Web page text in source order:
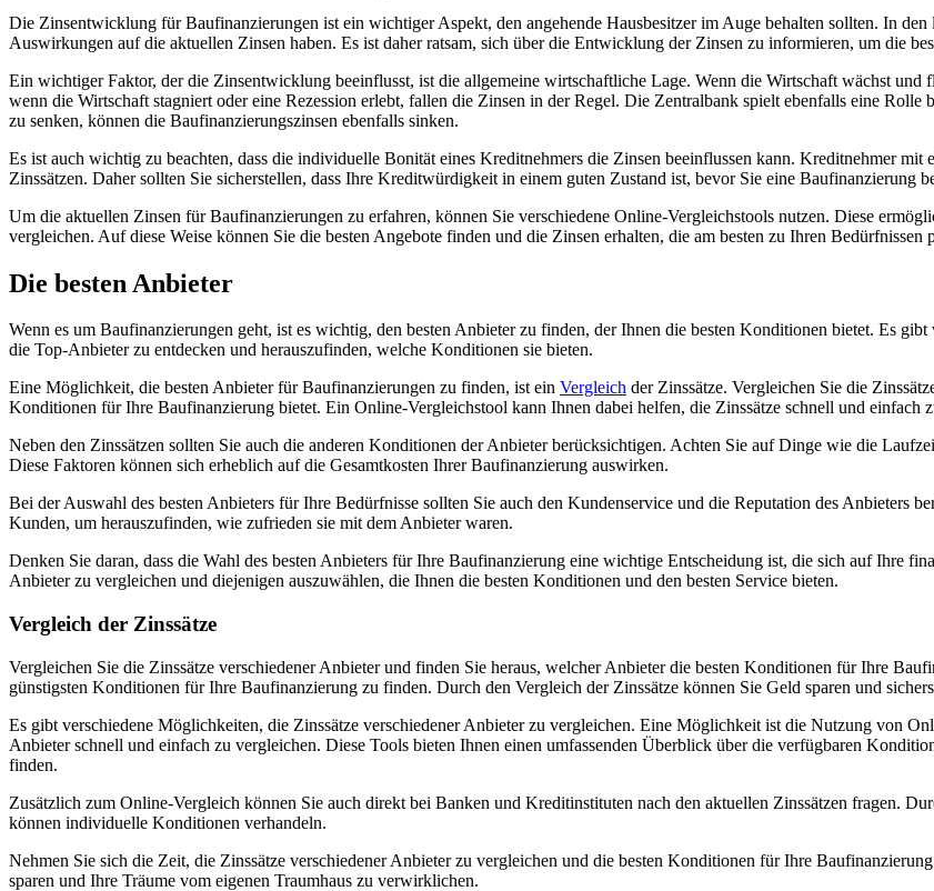
Die Zinsentwicklung für Baufinanzierungen ist ein wichtiger Aspekt, den angehende Hausbesitzer im Auge behalten sollten. In
Auswirkungen auf die aktuellen Zinsen haben. Es ist daher ratsam, sich über die Entwicklung der Zinsen zu informieren, um die
Ein wichtiger Faktor, der die Zinsentwicklung beeinflusst, ist die allgemeine wirtschaftliche Lage. Wenn die Wirtschaft wächst und
wenn die Wirtschaft stagniert oder eine Rezession erlebt, fallen die Zinsen in der Regel. Die Zentralbank spielt ebenfalls eine
zu senken, können die Baufinanzierungszinsen ebenfalls sinken.
Es ist auch wichtig zu beachten, dass die individuelle Bonität eines Kreditnehmers die Zinsen beeinflussen kann. Kreditnehmer
Zinssätzen. Daher sollten Sie sicherstellen, dass Ihre Kreditwürdigkeit in einem guten Zustand ist, bevor Sie eine Baufinanzierung
Um die aktuellen Zinsen für Baufinanzierungen zu erfahren, können Sie verschiedene Online-Vergleichstools nutzen. Diese
vergleichen. Auf diese Weise können Sie die besten Angebote finden und die Zinsen erhalten, die am besten zu Ihren Bedürfnissen
Die besten Anbieter
Wenn es um Baufinanzierungen geht, ist es wichtig, den besten Anbieter zu finden, der Ihnen die besten Konditionen bietet. Es
die Top-Anbieter zu entdecken und herauszufinden, welche Konditionen sie bieten.
Eine Möglichkeit, die besten Anbieter für Baufinanzierungen zu finden, ist ein Vergleich der Zinssätze. Vergleichen Sie die
Konditionen für Ihre Baufinanzierung bietet. Ein Online-Vergleichstool kann Ihnen dabei helfen, die Zinssätze schnell und einfach
Neben den Zinssätzen sollten Sie auch die anderen Konditionen der Anbieter berücksichtigen. Achten Sie auf Dinge wie die
Diese Faktoren können sich erheblich auf die Gesamtkosten Ihrer Baufinanzierung auswirken.
Bei der Auswahl des besten Anbieters für Ihre Bedürfnisse sollten Sie auch den Kundenservice und die Reputation des Anbieters
Kunden, um herauszufinden, wie zufrieden sie mit dem Anbieter waren.
Denken Sie daran, dass die Wahl des besten Anbieters für Ihre Baufinanzierung eine wichtige Entscheidung ist, die sich auf Ihre
Anbieter zu vergleichen und diejenigen auszuwählen, die Ihnen die besten Konditionen und den besten Service bieten.
Vergleich der Zinssätze
Vergleichen Sie die Zinssätze verschiedener Anbieter und finden Sie heraus, welcher Anbieter die besten Konditionen für Ihre
günstigsten Konditionen für Ihre Baufinanzierung zu finden. Durch den Vergleich der Zinssätze können Sie Geld sparen und
Es gibt verschiedene Möglichkeiten, die Zinssätze verschiedener Anbieter zu vergleichen. Eine Möglichkeit ist die Nutzung von
Anbieter schnell und einfach zu vergleichen. Diese Tools bieten Ihnen einen umfassenden Überblick über die verfügbaren
finden.
Zusätzlich zum Online-Vergleich können Sie auch direkt bei Banken und Kreditinstituten nach den aktuellen Zinssätzen fragen.
können individuelle Konditionen verhandeln.
Nehmen Sie sich die Zeit, die Zinssätze verschiedener Anbieter zu vergleichen und die besten Konditionen für Ihre
sparen und Ihre Träume vom eigenen Traumhaus zu verwirklichen.